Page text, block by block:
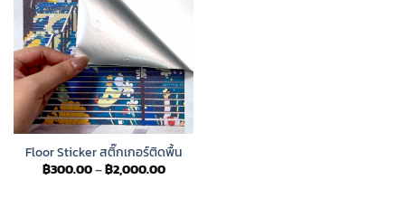
Floor Sticker สติ๊กเกอร์ติดพื้น
฿300.00–฿2,000.00Price
range: